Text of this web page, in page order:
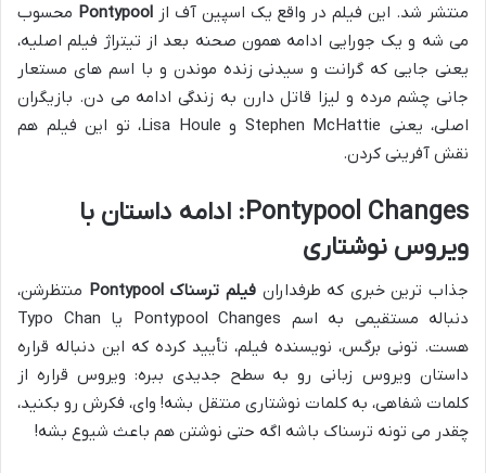
منتشر شد. این فیلم در واقع یک اسپین آف ازPontypool محسوب
می شه و یک جورایی ادامه همون صحنه بعد از تیتراژ فیلم اصلیه،
یعنی جایی که گرانت و سیدنی زنده موندن و با اسم های مستعار
جانی چشم مرده و لیزا قاتل دارن به زندگی ادامه می دن. بازیگران
اصلی، یعنی Stephen McHattie و Lisa Houle، تو این فیلم هم
نقش آفرینی کردن.
Pontypool Changes: ادامه داستان با
ویروس نوشتاری
جذاب ترین خبری که طرفدارانفیلم ترسناک Pontypool
منتظرشن،
دنباله مستقیمی به اسم Pontypool Changes یا Typo Chan
هست. تونی برگس، نویسنده فیلم، تأیید کرده که این دنباله قراره
داستان ویروس زبانی رو به سطح جدیدی ببره: ویروس قراره از
کلمات شفاهی، به کلمات نوشتاری منتقل بشه! وای، فکرش رو بکنید،
چقدر می تونه ترسناک باشه اگه حتی نوشتن هم باعث شیوع بشه!